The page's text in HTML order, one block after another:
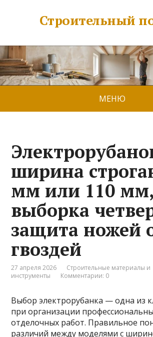
Строительный
МЕНЮ
ширина
мм или 110 мм,
выборка
защита ножей
гвоздей
27 апреля 2026
Строительные материалы и
инструменты
Комментарии: 0
Выбор электрорубанка — одна из
при организации
отделочных работ. Правильное
различий между моделями с